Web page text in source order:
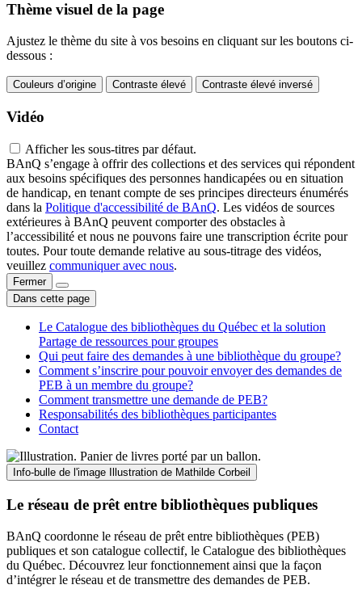
Thème visuel de la page
Ajustez le thème du site à vos besoins en cliquant sur les boutons ci-
dessous :
Couleurs d’origine Contraste élevé Contraste élevé inversé
Vidéo
Afficher les sous-titres par défaut.
BAnQ s’engage à offrir des collections et des services qui répondent
aux besoins spécifiques des personnes handicapées ou en situation
de handicap, en tenant compte de ses principes directeurs énumérés
dans la Politique d'accessibilité de BAnQ. Les vidéos de sources
extérieures à BAnQ peuvent comporter des obstacles à
l’accessibilité et nous ne pouvons faire une transcription écrite pour
toutes. Pour toute demande relative au sous-titrage des vidéos,
veuillez communiquer avec nous.
Fermer
Dans cette page
Le Catalogue des bibliothèques du Québec et la solution
Partage de ressources pour groupes
Qui peut faire des demandes à une bibliothèque du groupe?
Comment s’inscrire pour pouvoir envoyer des demandes de
PEB à un membre du groupe?
Comment transmettre une demande de PEB?
Responsabilités des bibliothèques participantes
Contact
Info-bulle de l'image Illustration de Mathilde Corbeil
Le réseau de prêt entre bibliothèques publiques
BAnQ coordonne le réseau de prêt entre bibliothèques (PEB)
publiques et son catalogue collectif, le Catalogue des bibliothèques
du Québec. Découvrez leur fonctionnement ainsi que la façon
d’intégrer le réseau et de transmettre des demandes de PEB.